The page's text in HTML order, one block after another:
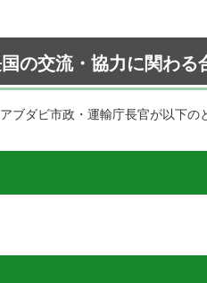
の交流・協力に関わる
ダビ市政・運輸庁長官が以下の